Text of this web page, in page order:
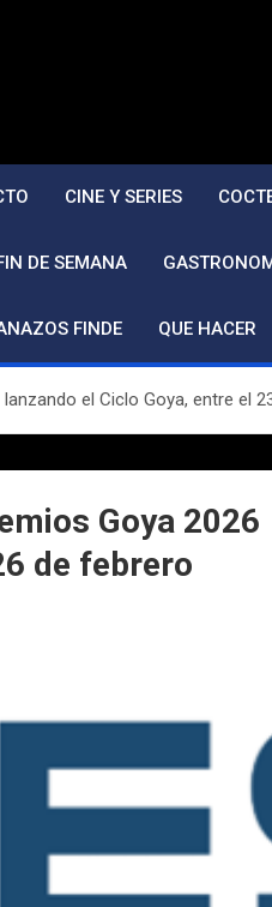
CINE Y SERIES
DE SEMANA
FINDE QUE HACER
el Ciclo Goya, entre el
Goya 2026
de febrero